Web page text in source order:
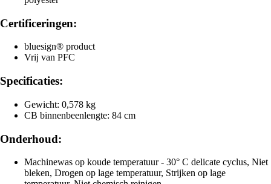
Certificeringen:
bluesign® product
Vrij van PFC
Specificaties:
Gewicht: 0,578 kg
CB binnenbeenlengte: 84 cm
Onderhoud:
Machinewas op koude temperatuur - 30° C delicate cyclus, Niet
bleken, Drogen op lage temperatuur, Strijken op lage